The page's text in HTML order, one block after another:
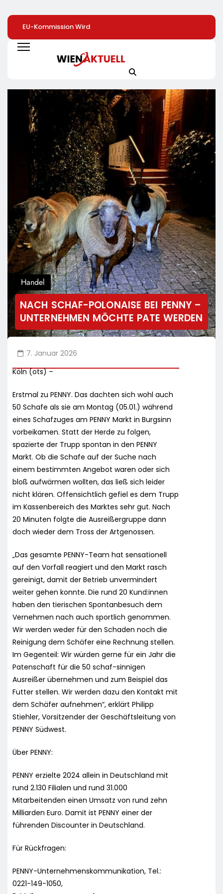
EU-Kommission Wird
Zur „Zentrale Der
Tierindustrie“ /
Tierschutzorganisation
Projektion In Brüssel
Die Nähe Der EU-
Kommission Zur
Tierindustrie An
Preissenkung Im April:
Sofort Die Preise Auf
Schokolade Und Käse
Mit LECKERROM,
CREMISEE, EXCELSIOR
Süßer Und Herzhafter
Genuss
Dollar Pro
Handel
NACH SCHAF-POLONAISE BEI PENNY –
UNTERNEHMEN MÖCHTE PATE WERDEN
7. Januar 2026
Köln (ots) –
Erstmal zu PENNY. Das dachten sich wohl auch
50 Schafe als sie am Montag (05.01.) während
eines Schafzuges am PENNY Markt in Burgsinn
vorbeikamen. Statt der Herde zu folgen,
spazierte der Trupp spontan in den PENNY
Markt. Ob die Schafe auf der Suche nach
einem bestimmten Angebot waren oder sich
bloß aufwärmen wollten, das ließ sich leider
nicht klären. Offensichtlich gefiel es dem Trupp
im Kassenbereich des Marktes sehr gut. Nach
20 Minuten folgte die Ausreißergruppe dann
doch wieder dem Tross der Artgenossen.
„Das gesamte PENNY-Team hat sensationell
auf den Vorfall reagiert und den Markt rasch
gereinigt, damit der Betrieb unvermindert
weiter gehen konnte. Die rund 20 Kund:innen
haben den tierischen Spontanbesuch dem
Vernehmen nach auch sportlich genommen.
Wir werden weder für den Schaden noch die
Reinigung dem Schäfer eine Rechnung stellen.
Im Gegenteil: Wir würden gerne für ein Jahr die
Patenschaft für die 50 schaf-sinnigen
Ausreißer übernehmen und zum Beispiel das
Futter stellen. Wir werden dazu den Kontakt mit
dem Schäfer aufnehmen“, erklärt Philipp
Stiehler, Vorsitzender der Geschäftsleitung von
PENNY Südwest.
Über PENNY:
PENNY erzielte 2024 allein in Deutschland mit
rund 2.130 Filialen und rund 31.000
Mitarbeitenden einen Umsatz von rund zehn
Milliarden Euro. Damit ist PENNY einer der
führenden Discounter in Deutschland.
Für Rückfragen:
PENNY-Unternehmenskommunikation, Tel.:
0221-149-1050,